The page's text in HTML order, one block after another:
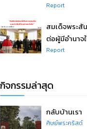
Report
สมเด็จพระสั
ต่อผู้มีอำนาจ
Report
กิจกรรมล่าสุด
กลับบ้านเรา
ศิษย์พระคริสต์